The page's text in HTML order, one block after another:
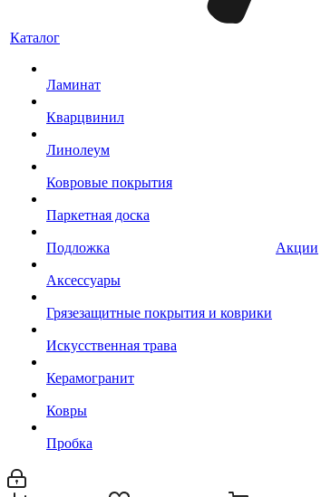
Каталог
Ламинат
Кварцвинил
Линолеум
Ковровые покрытия
Паркетная доска
Подложка
Аксессуары
Грязезащитные покрытия и коврики
Искусственная трава
Керамогранит
Ковры
Пробка
Акции